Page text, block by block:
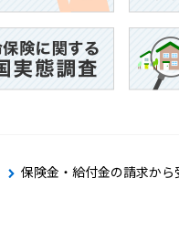
保険金・給付金の請求から